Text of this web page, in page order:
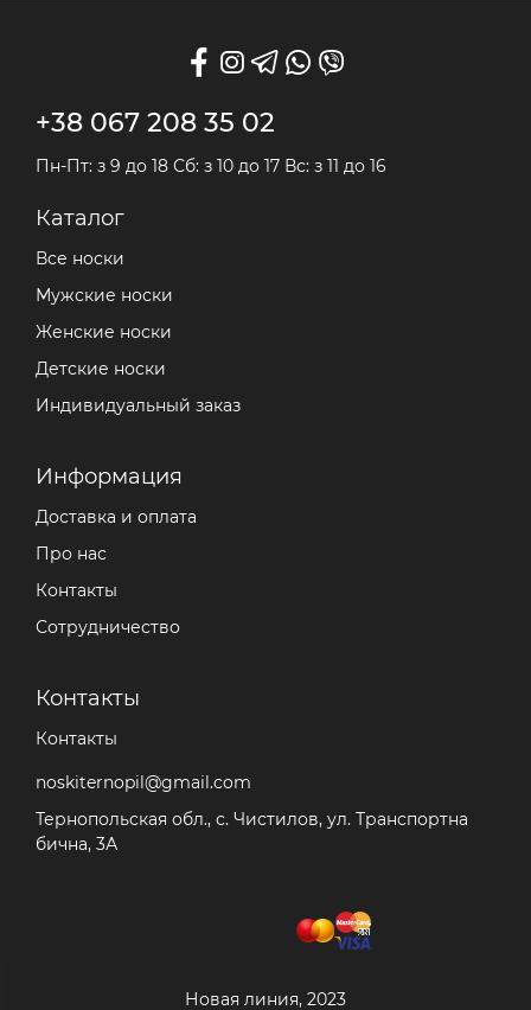
+38 067 208 35 02
Пн-Пт: з 9 до 18 Сб: з 10 до 17 Вс: з 11 до 16
Каталог
Все носки
Мужские носки
Женские носки
Детские носки
Индивидуальный заказ
Информация
Доставка и оплата
Про нас
Контакты
Сотрудничество
Контакты
Контакты
noskiternopil@gmail.com
Тернопольская обл., с. Чистилов, ул. Транспортна
бична, 3А
Новая линия, 2023